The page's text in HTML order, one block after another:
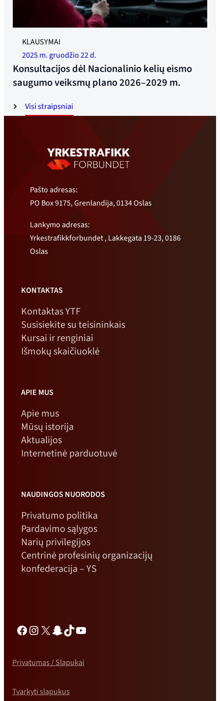
Visi straipsniai
Dabar statoma daugiau visą parą veikiančių poilsio zonų.
Nuotrauka: Jonas Ruud
KLAUSYMAI
2025 m. gruodžio 22 d.
Konsultacijos dėl Nacionalinio kelių eismo
saugumo veiksmų plano 2026–2029 m.
Pašto adresas:
PO Box 9175, Grenlandija, 0134 Oslas
Lankymo adresas:
Yrkestrafikkforbundet , Lakkegata 19-23, 0186
Oslas
KONTAKTAS
Kontaktas YTF
Susisiekite su teisininkais
Kursai ir renginiai
Išmokų skaičiuoklė
APIE MUS
Apie mus
Mūsų istorija
Aktualijos
Internetinė parduotuvė
NAUDINGOS NUORODOS
Privatumo politika
Pardavimo sąlygos
Narių privilegijos
Centrinė profesinių organizacijų
konfederacija – YS
Privatumas / Slapukai
Tvarkyti slapukus
Facebook
Instagramas
X „Snapchat“
TikTok„YouTube“